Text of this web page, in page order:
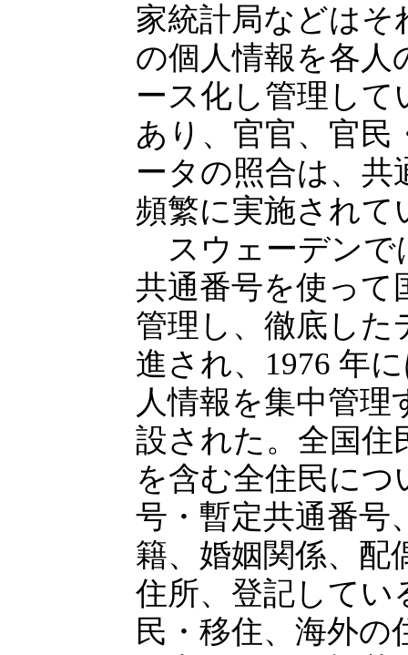
家統計局などは
の個人情報を各人
ース化し管理して
あり、官官、官民
ータの照合は、
頻繁に実施されて
スウェーデンで
共通番号を使って
管理し、徹底した
進され、1976 年
人情報を集中管理
設された。全国住
を含む全住民につ
号・暫定共通番号
籍、婚姻関係、配
住所、登記してい
民・移住、海外の